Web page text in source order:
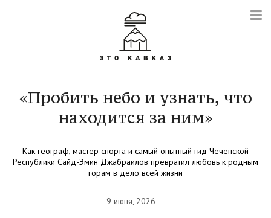
«Пробить небо и узнать, что
находится за ним»
Как географ, мастер спорта и самый опытный гид Чеченской
Республики Сайд-Эмин Джабраилов превратил любовь к родным
горам в дело всей жизни
9 июня, 2026